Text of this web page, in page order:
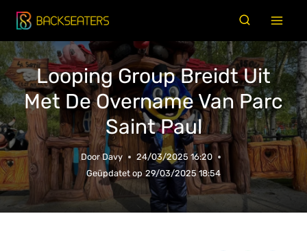
Doorgaan
naar
inhoud
Looping Group Breidt Uit
Met De Overname Van Parc
Saint Paul
Door Davy
24/03/2025 16:20
Geüpdatet op 29/03/2025 18:54